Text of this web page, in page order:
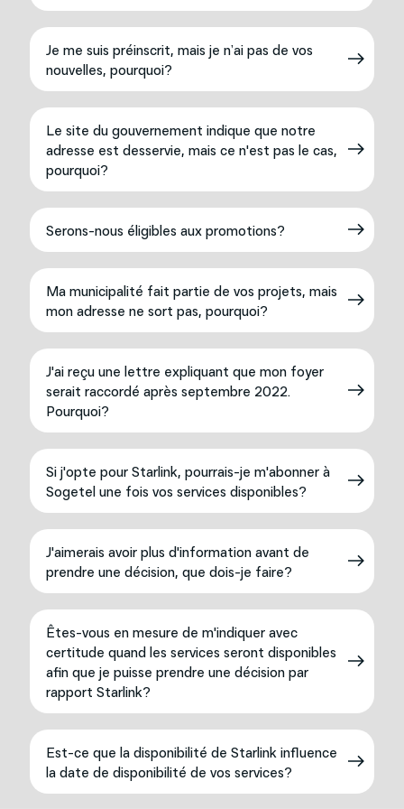
Je me suis préinscrit, mais je n’ai pas de vos
nouvelles, pourquoi?
Le site du gouvernement indique que notre
adresse est desservie, mais ce n'est pas le cas,
pourquoi?
Serons-nous éligibles aux promotions?
Ma municipalité fait partie de vos projets, mais
mon adresse ne sort pas, pourquoi?
J'ai reçu une lettre expliquant que mon foyer
serait raccordé après septembre 2022.
Pourquoi?
Si j'opte pour Starlink, pourrais-je m'abonner à
Sogetel une fois vos services disponibles?
J'aimerais avoir plus d'information avant de
prendre une décision, que dois-je faire?
Êtes-vous en mesure de m'indiquer avec
certitude quand les services seront disponibles
afin que je puisse prendre une décision par
rapport Starlink?
Est-ce que la disponibilité de Starlink influence
la date de disponibilité de vos services?